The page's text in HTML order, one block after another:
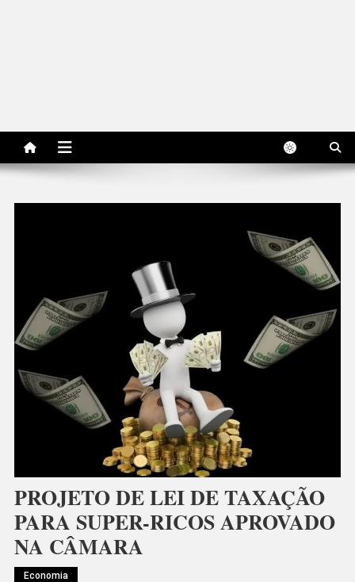
PROJETO DE LEI DE TAXAÇÃO
PARA SUPER-RICOS APROVADO
NA CÂMARA
Economia